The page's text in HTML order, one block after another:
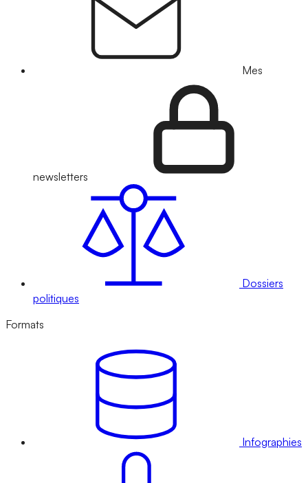
Mes
newsletters
Dossiers
politiques
Formats
Infographies